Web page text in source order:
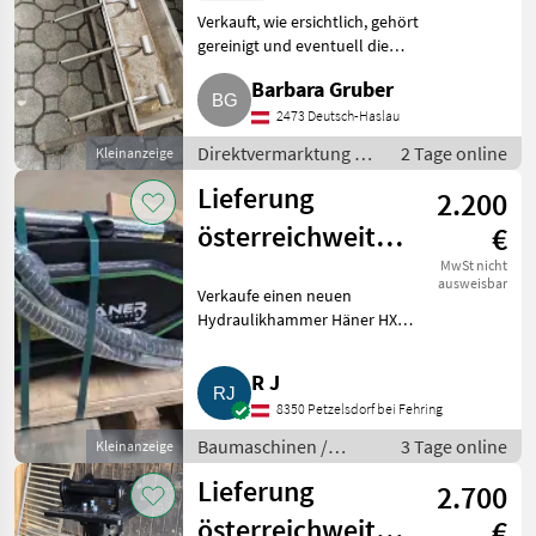
Kleinanzeige
Verkauft, wie ersichtlich, gehört
gereinigt und eventuell die
Gummidichtungen ersetzt.
Direktvermarktung Sonstiges
Direktvermarktung
Barbara Gruber
2473 Deutsch-Haslau
Direktvermarktung /
Sonstiges
Direktvermarktung
2 Tage online
Kleinanzeige
Lieferung
österreichweit
Hydraulikhammer
2.200
€
MwSt nicht
ausweisbar
Verkaufe einen neuen
Hydraulikhammer Häner HX
Daten: Gewicht 120 kg, für
Bagger von 1 bis 4 t,
Betriebsdauer 88 bis 117 Bar,
Ölmenge 15 bi
R J
8350 Petzelsdorf bei Fehring
Baumaschinen /
Bagger-
Anbauwerkzeuge
3 Tage online
Lieferung
2.700